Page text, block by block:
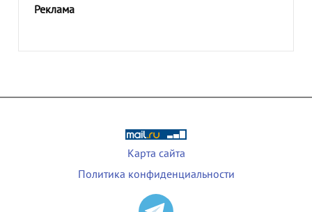
Реклама
Карта сайта
Политика конфиденциальности